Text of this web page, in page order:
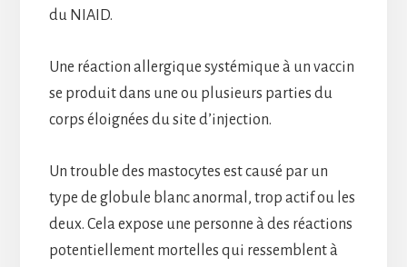
du NIAID.
Une réaction allergique systémique à un vaccin
se produit dans une ou plusieurs parties du
corps éloignées du site d’injection.
Un trouble des mastocytes est causé par un
type de globule blanc anormal, trop actif ou les
deux. Cela expose une personne à des réactions
potentiellement mortelles qui ressemblent à